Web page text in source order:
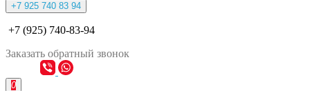
+7 925 740 83 94
+7 (925) 740-83-94
Заказать обратный звонок
0